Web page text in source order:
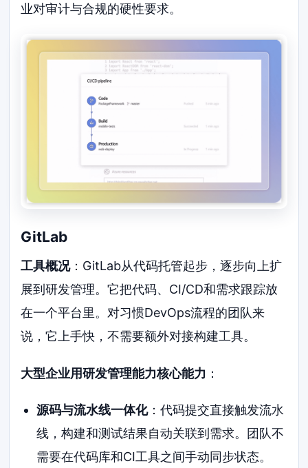
业对审计与合规的硬性要求。
GitLab
工具概况：GitLab从代码托管起步，逐步向上扩
展到研发管理。它把代码、CI/CD和需求跟踪放
在一个平台里。对习惯DevOps流程的团队来
说，它上手快，不需要额外对接构建工具。
大型企业用研发管理能力核心能力 ：
源码与流水线一体化：代码提交直接触发流水
线，构建和测试结果自动关联到需求。团队不
需要在代码库和CI工具之间手动同步状态。